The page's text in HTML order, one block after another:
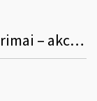
Etilo alkoholis ir alkoholiniai gėrimai – akcizų objektas